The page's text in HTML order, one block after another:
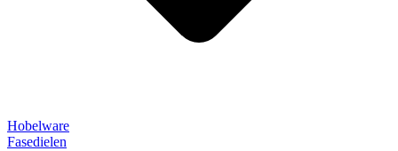
Hobelware
Fasedielen